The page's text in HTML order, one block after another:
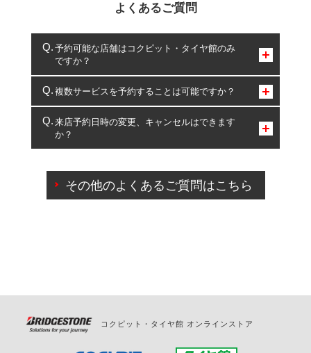
よくあるご質問
予約可能な店舗はコクピット・タイヤ館のみ
ですか？
コクピット・タイヤ館のみとなります。
複数サービスを予約することは可能ですか？
複数サービスのご予約は可能です。
一部の商品・サービスの組み合わせに限り、同時にご予約が
出来ないものもございます。
来店予約日時の変更、キャンセルはできます
か？
ご来店予約日の3営業日前を過ぎている場合のご予約
の日時変更につきましては、直接ご予約の店舗まで
その他のよくあるご質問はこちら
コクピット・タイヤ館 オンラインストア